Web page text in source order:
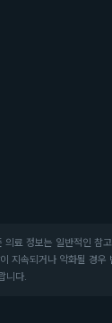
의료 정보는 일반적인 참
지속되거나 악화될 경우
니다.